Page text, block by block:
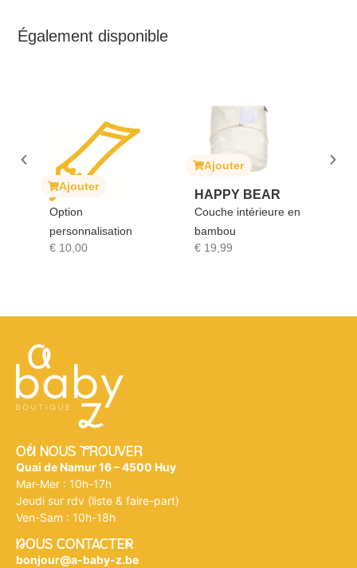
Également disponible
Ajouter
Option
personnalisation
€10,00
Ajouter
HAPPY BEAR
Couche intérieure en
bambou
€19,99
Où NOUS tROUVER
Quai de Namur 16 – 4500 Huy
Mar-Mer : 10h-17h
Jeudi sur rdv (liste & faire-part)
Ven-Sam : 10h-18h
nOUS CONTACTEr
bonjour@a-baby-z.be